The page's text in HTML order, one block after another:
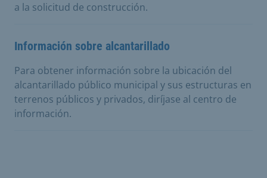
a la solicitud de construcción.
Información sobre alcantarillado
Para obtener información sobre la ubicación del
alcantarillado público municipal y sus estructuras en
terrenos públicos y privados, diríjase al centro de
información.